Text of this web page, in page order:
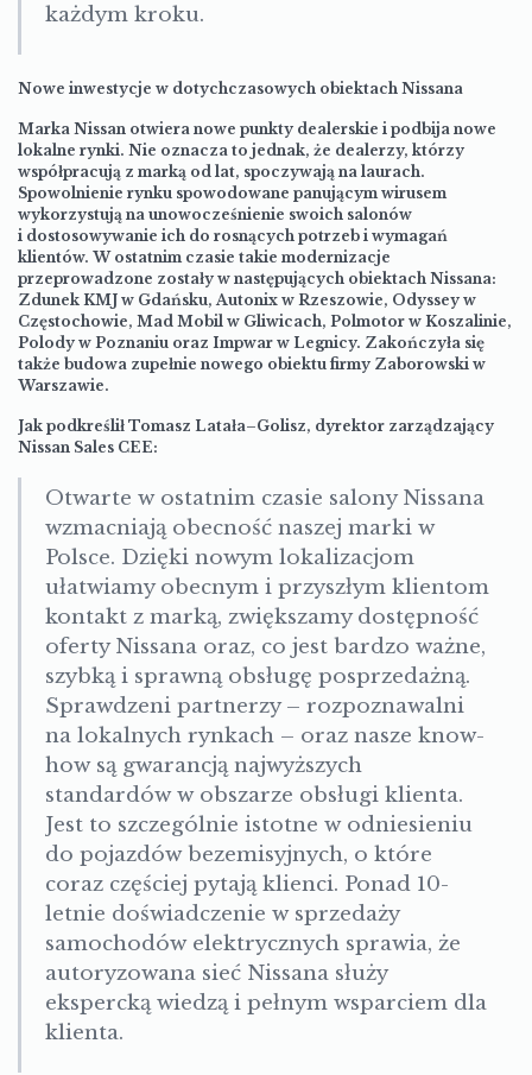
każdym kroku.
Nowe inwestycje w dotychczasowych obiektach Nissana
Marka Nissan otwiera nowe punkty dealerskie i podbija nowe
lokalne rynki. Nie oznacza to jednak, że dealerzy, którzy
współpracują z marką od lat, spoczywają na laurach.
Spowolnienie rynku spowodowane panującym wirusem
wykorzystują na unowocześnienie swoich salonów
i dostosowywanie ich do rosnących potrzeb i wymagań
klientów. W ostatnim czasie takie modernizacje
przeprowadzone zostały w następujących obiektach Nissana:
Zdunek KMJ w Gdańsku, Autonix w Rzeszowie, Odyssey w
Częstochowie, Mad Mobil w Gliwicach, Polmotor w Koszalinie,
Polody w Poznaniu oraz Impwar w Legnicy. Zakończyła się
także budowa zupełnie nowego obiektu firmy Zaborowski w
Warszawie.
Jak podkreślił Tomasz Latała–Golisz, dyrektor zarządzający
Nissan Sales CEE:
Otwarte w ostatnim czasie salony Nissana
wzmacniają obecność naszej marki w
Polsce. Dzięki nowym lokalizacjom
ułatwiamy obecnym i przyszłym klientom
kontakt z marką, zwiększamy dostępność
oferty Nissana oraz, co jest bardzo ważne,
szybką i sprawną obsługę posprzedażną.
Sprawdzeni partnerzy – rozpoznawalni
na lokalnych rynkach – oraz nasze know-
how są gwarancją najwyższych
standardów w obszarze obsługi klienta.
Jest to szczególnie istotne w odniesieniu
do pojazdów bezemisyjnych, o które
coraz częściej pytają klienci. Ponad 10-
letnie doświadczenie w sprzedaży
samochodów elektrycznych sprawia, że
autoryzowana sieć Nissana służy
ekspercką wiedzą i pełnym wsparciem dla
klienta.